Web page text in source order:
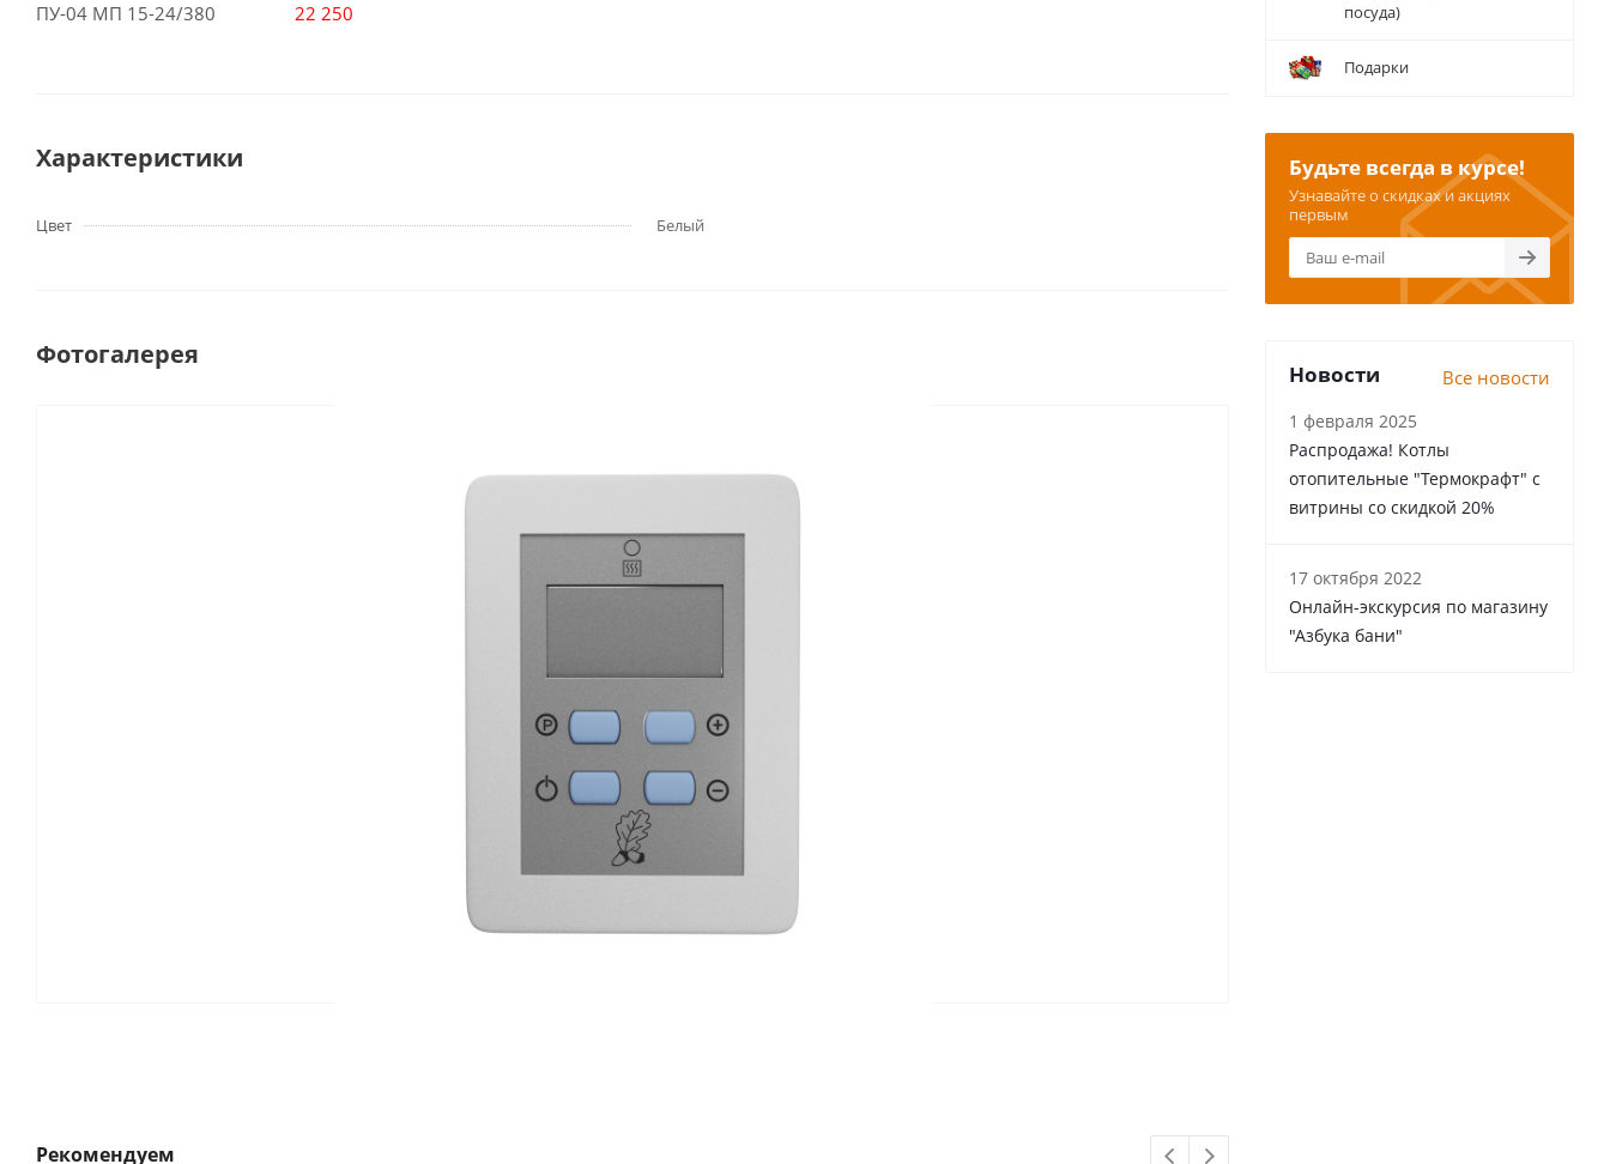
ПУ-04 МП 15-24/380
22 250
Характеристики
Цвет Белый
Фотогалерея
Рекомендуем
посуда)
Подарки
Будьте всегда в курсе!
Узнавайте о скидках и акциях
первым
Новости Все новости
1 февраля 2025
Распродажа! Котлы
отопительные "Термокрафт" с
витрины со скидкой 20%
17 октября 2022
Онлайн-экскурсия по магазину
"Азбука бани"